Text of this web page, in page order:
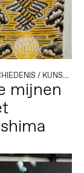
/ KUNST EN ACTIVISME
mijnen